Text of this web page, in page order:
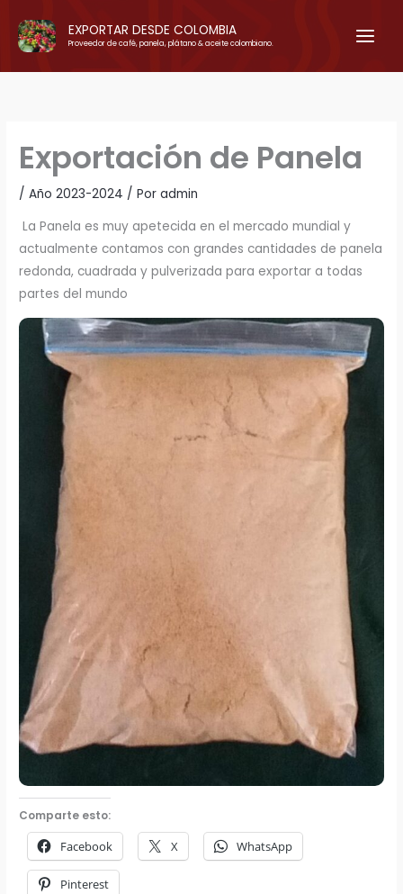
contenido
EXPORTAR DESDE COLOMBIA
Proveedor de café, panela, plátano & aceite colombiano.
Exportación de Panela
/Año 2023-2024 / Poradmin
La Panela es muy apetecida en el mercado mundial y
actualmente contamos con grandes cantidades de panela
redonda, cuadrada y pulverizada para exportar a todas
partes del mundo
Comparte esto:
Facebook X WhatsApp
Pinterest